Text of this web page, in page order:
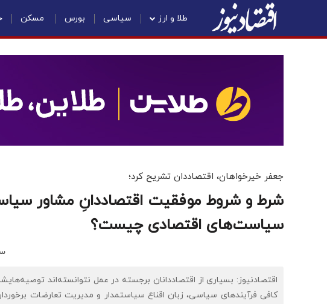
طلا و ارز سیاسی بورس مسکن
جعفر خیرخواهان، اقتصاددان تشریح کرد؛
شرط و شروط موفقیت اقتصاددانِ مشاور
سیاست‌های اقتصادی چیست؟
اقتصادنیوز: بسیاری از اقتصاددانان برجسته در عمل نتوانسته‌اند
کافی فرآیندهای سیاسی، زبان اقناع سیاستمدار و مدیریت تعارضات برخوردار